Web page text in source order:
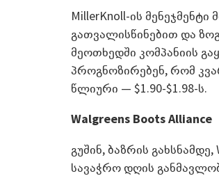
MillerKnoll-ის
გათვალისწინებით და
მეოთხედში კომპანიის
პროგნოზირებენ, რომ
წლიური — $1.90-$1.98-ს.
Walgreens Boots Alliance
გუშინ, ბაზრის
სავაჭრო დღის